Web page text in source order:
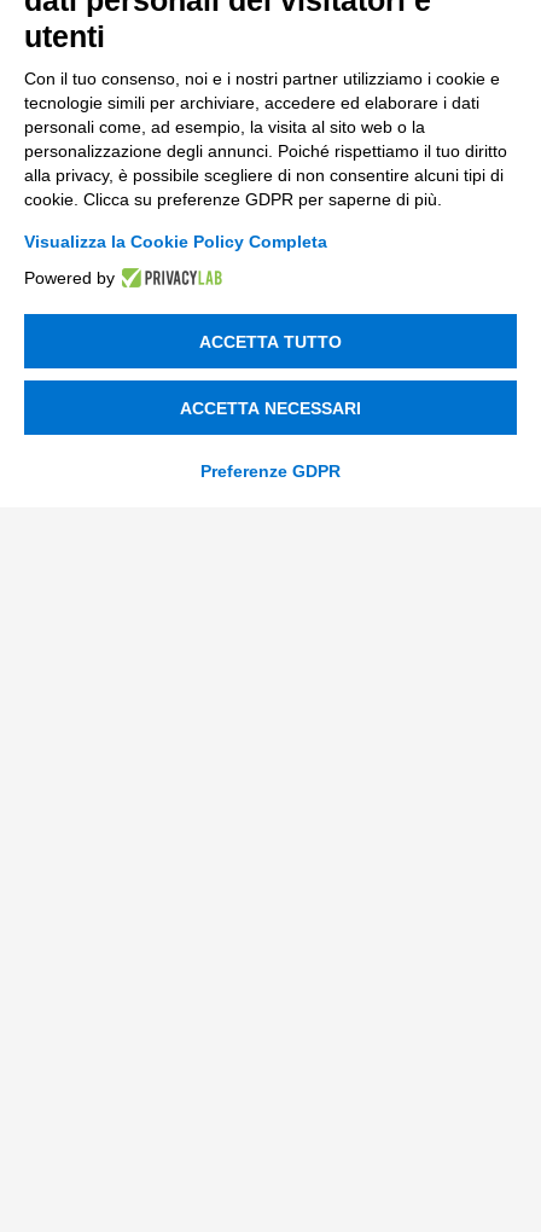
Consulenza
ESG
Finanza
Nuovi Mercati
Innovazione di prodotto e processo
Trasformazione Digitale
Compliance Normativa Integrata
utenti
Con il tuo consenso, noi e i nostri partner utilizziamo i cookie e
tecnologie simili per archiviare, accedere ed elaborare i dati
personali come, ad esempio, la visita al sito web o la
personalizzazione degli annunci. Poiché rispettiamo il tuo diritto
alla privacy, è possibile scegliere di non consentire alcuni tipi di
cookie. Clicca su preferenze GDPR per saperne di più.
Visualizza la Cookie Policy Completa
Powered by
ACCETTA TUTTO
ACCETTA NECESSARI
Preferenze GDPR